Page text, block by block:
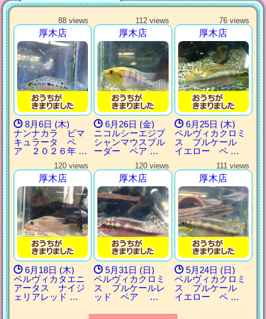
88 views
厚木店
8月6日 (木)
ナンナカラ ビマ
キュラータ ペ
ア ２０２６年 …
112 views
厚木店
6月26日 (金)
ニコルシーエジプ
シャンマウスブル
ーダー ペア …
76 views
厚木店
6月25日 (木)
ペルヴィカクロミ
ス プルケール
イエロー ペ …
120 views
厚木店
6月18日 (木)
ペルヴィカタエニ
アータス ナイジ
ェリアレッド …
120 views
厚木店
5月31日 (日)
ペルヴィカクロミ
ス プルケールレ
ッド ペア …
111 views
厚木店
5月24日 (日)
ペルヴィカクロミ
ス プルケール
イエロー ペ …